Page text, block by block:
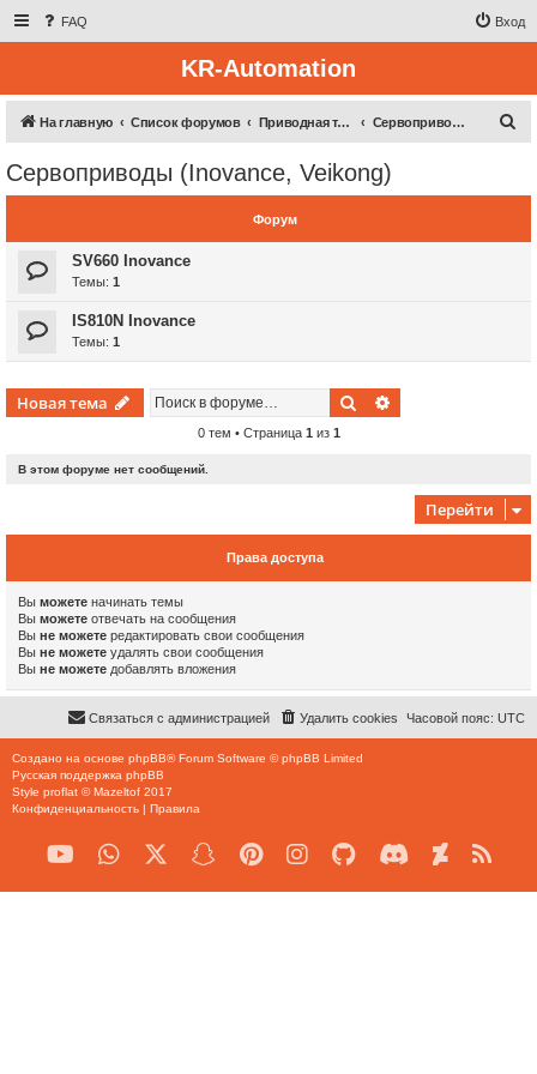
FAQ Вход
KR-Automation
На главную Список форумов Приводная техника Сервоприводы (Inovance, Veikong)
Сервоприводы (Inovance, Veikong)
Форум
SV660 Inovance
Темы: 1
IS810N Inovance
Темы: 1
Новая тема Поиск
0 тем • Страница 1 из 1
В этом форуме нет сообщений.
Перейти
Права доступа
Вы можете начинать темы
Вы можете отвечать на сообщения
Вы не можете редактировать свои сообщения
Вы не можете удалять свои сообщения
Вы не можете добавлять вложения
Часовой пояс: UTC
Удалить cookies
Связаться с администрацией
Создано на основе phpBB® Forum Software © phpBB Limited
Русская поддержка phpBB
Style proflat ©Mazeltof 2017
Конфиденциальность | Правила